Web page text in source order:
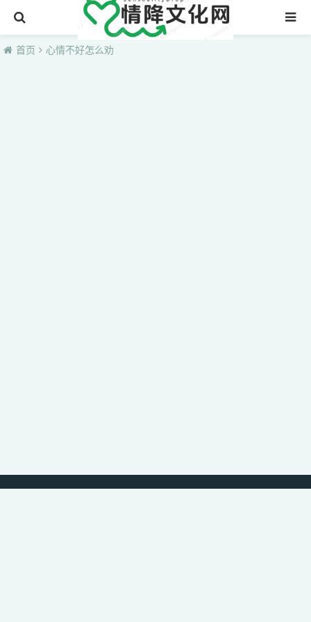
首页
首页 心情不好怎么劝